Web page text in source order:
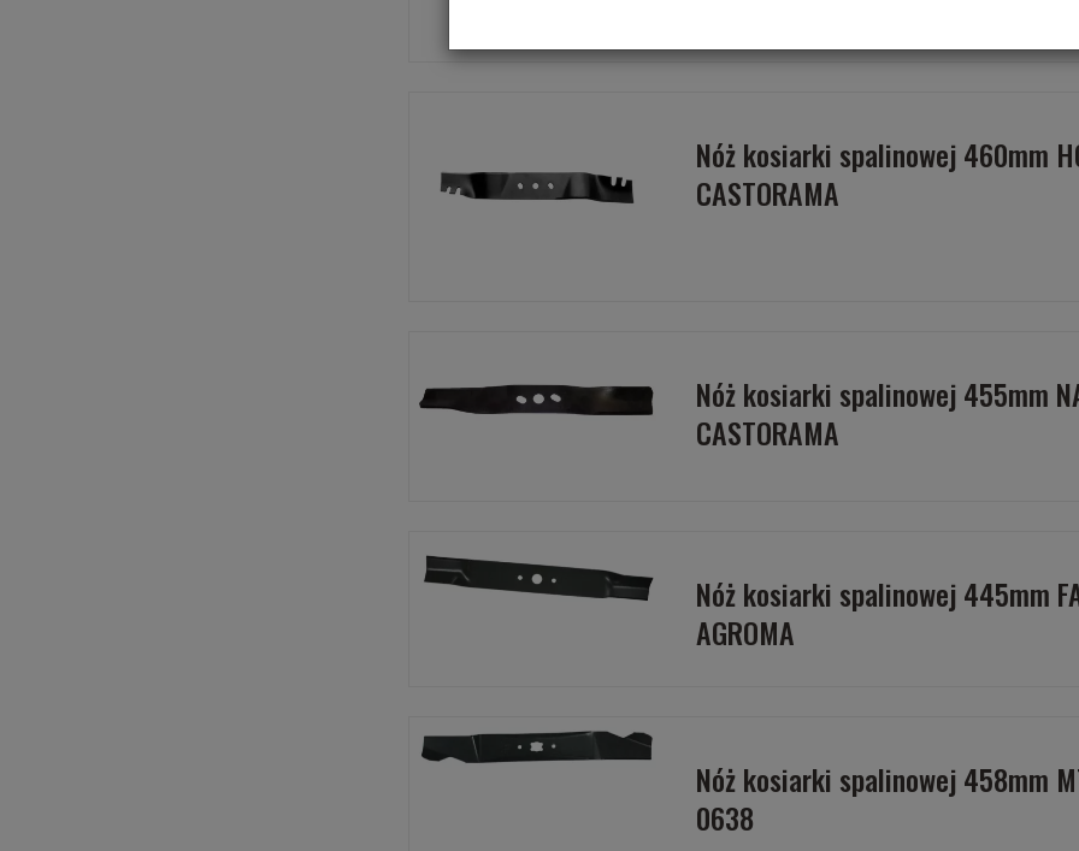
Nóż kosiarki spalinowej 460mm
CASTORAMA
Nóż kosiarki spalinowej 455mm
CASTORAMA
Nóż kosiarki spalinowej 445mm
AGROMA
Nóż kosiarki spalinowej 458mm
0638